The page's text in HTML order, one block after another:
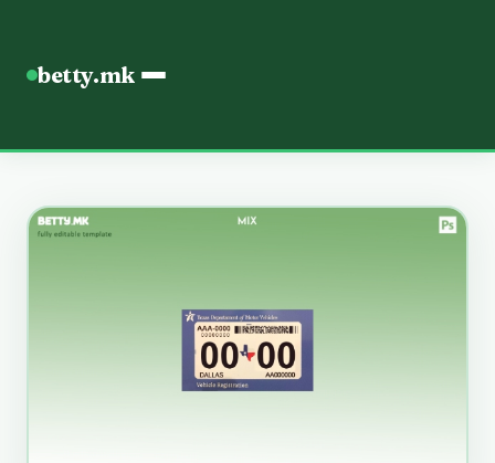
betty.mk